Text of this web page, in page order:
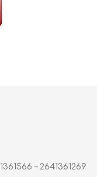
– 2641361269